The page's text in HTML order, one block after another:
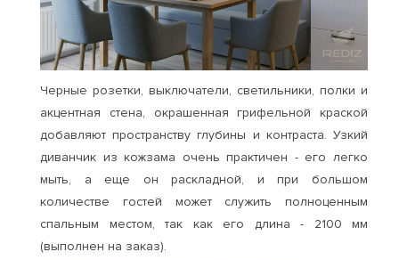
Черные розетки, выключатели, светильники, полки и
акцентная стена, окрашенная грифельной краской
добавляют пространству глубины и контраста. Узкий
диванчик из кожзама очень практичен - его легко
мыть, а еще он раскладной, и при большом
количестве гостей может служить полноценным
спальным местом, так как его длина - 2100 мм
(выполнен на заказ).